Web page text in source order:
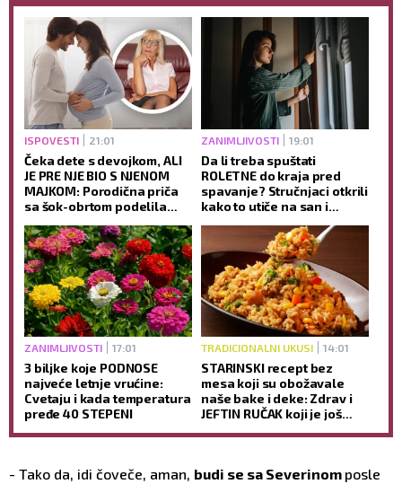
ISPOVESTI 21:01
Čeka dete s devojkom, ALI
JE PRE NJE BIO S NJENOM
MAJKOM: Porodična priča
sa šok-obrtom podelila
ZANIMLJIVOSTI 19:01
Da li treba spuštati
ROLETNE do kraja pred
spavanje? Stručnjaci otkrili
kako to utiče na san i
ZANIMLJIVOSTI 17:01
3 biljke koje PODNOSE
najveće letnje vrućine:
Cvetaju i kada temperatura
pređe 40 STEPENI
TRADICIONALNI UKUSI 14:01
STARINSKI recept bez
mesa koji su obožavale
naše bake i deke: Zdrav i
JEFTIN RUČAK koji je još
- Tako da, idi čoveče, aman, budi se sa Severinom posle